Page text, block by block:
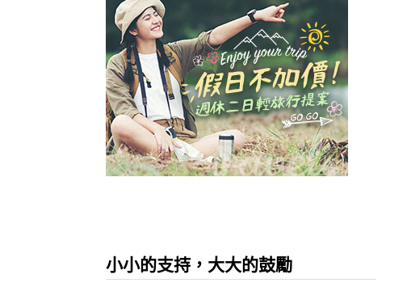
小小的支持，大大的鼓勵